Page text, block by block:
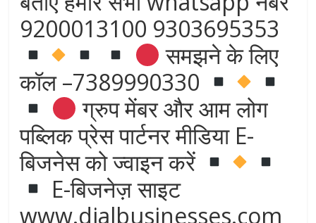
9200013100 9303695353
समझने के लिए
कॉल –7389990330
ग्रुप मेंबर और आम लोग
पब्लिक प्रेस पार्टनर मीडिया E-
बिजनेस को ज्वाइन करें
E-बिजनेज़ साइट
www.dialbusinesses.com